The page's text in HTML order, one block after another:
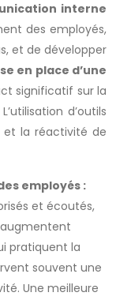
interne
des employés,
et de développer
en place d’une
significatif sur la
L’utilisation d’outils
et la réactivité de
employés :
et écoutés,
pratiquent la
souvent une
Une meilleure